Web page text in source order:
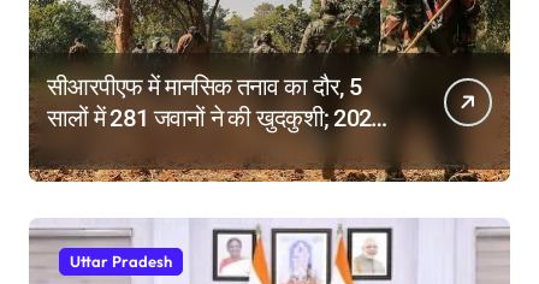
सीआरपीएफ में मानसिक तनाव का दौर, 5
सालों में 281 जवानों ने की खुदकुशी; 2025
Uttar Pradesh